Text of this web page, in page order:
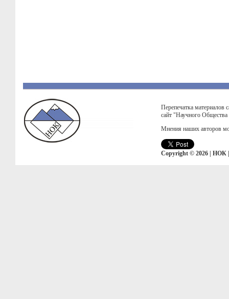
Перепечатка материалов
сайт "Научного
Мнения наших авторов
Copyright © 2026 | НОК